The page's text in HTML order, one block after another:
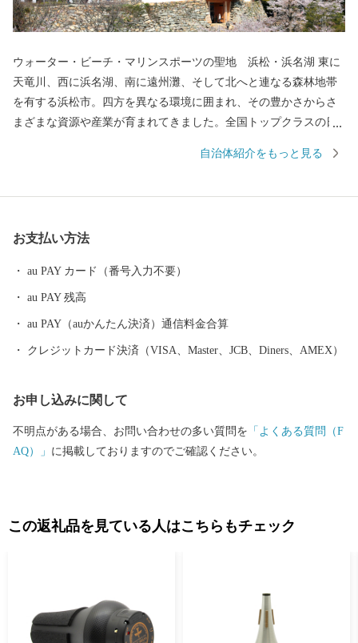
ウォーター・ビーチ・マリンスポーツの聖地 浜松・浜名湖 東に
天竜川、西に浜名湖、南に遠州灘、そして北へと連なる森林地帯
を有する浜松市。四方を異なる環境に囲まれ、その豊かさからさ
まざまな資源や産業が育まれてきました。全国トップクラスの日
ほか、楽器やオートバイ、繊維、食品など、ものづくりの街は生
まなウォーター・ビーチ・マリンスポーツを楽しむことができ、
自治体紹介をもっと見る
お支払い方法
au PAY カード（番号入力不要）
au PAY 残高
au PAY（auかんたん決済）通信料金合算
クレジットカード決済（VISA、Master、JCB、Diners、AMEX）
お申し込みに関して
不明点がある場合、お問い合わせの多い質問を 「よくある質問（F
AQ）」 に掲載しておりますのでご確認ください。
この返礼品を見ている人はこちらもチェック